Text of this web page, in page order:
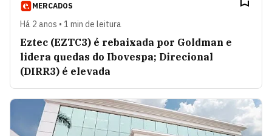
MERCADOS
Há 2 anos • 1 min de leitura
Eztec (EZTC3) é rebaixada por Goldman e
lidera quedas do Ibovespa; Direcional
(DIRR3) é elevada